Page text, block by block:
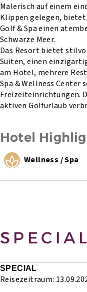
Malerisch auf einem
Klippen gelegen,
Golf & Spa einen
Schwarze Meer.
Das Resort bietet
Suiten, einen
am Hotel, mehrere
Spa & Wellness Center
Freizeiteinrichtungen.
aktiven Golfurlaub
Hotel
Wellness / Spa
SPECIAL
Reisezeitraum: